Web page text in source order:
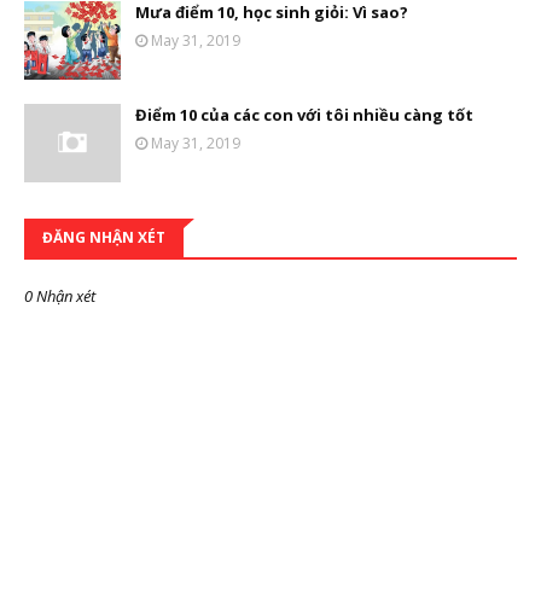
Mưa điểm 10, học sinh giỏi: Vì sao?
May 31, 2019
Điểm 10 của các con với tôi nhiều càng tốt
May 31, 2019
ĐĂNG NHẬN XÉT
0 Nhận xét